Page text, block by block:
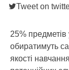
Tweet on
25% предметів
обиратимуть
якості